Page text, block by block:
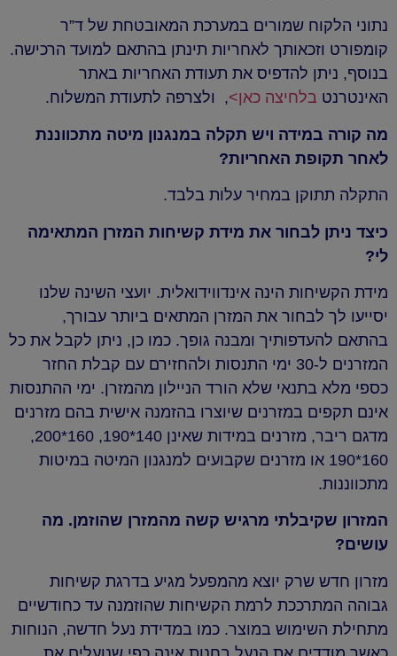
נתוני הלקוח שמורים במערכת המאובטחת של ד”ר
קומפורט וזכאותך לאחריות תינתן בהתאם למועד הרכישה.
בנוסף, ניתן להדפיס את תעודת האחריות באתר
האינטרנט בלחיצה כאן>, ולצרפה לתעודת המשלוח.
מה קורה במידה ויש תקלה במנגנון מיטה מתכווננת
לאחר תקופת האחריות?
התקלה תתוקן במחיר עלות בלבד.
כיצד ניתן לבחור את מידת קשיחות המזרן המתאימה
לי?
מידת הקשיחות הינה אינדווידואלית. יועצי השינה שלנו
יסייעו לך לבחור את המזרן המתאים ביותר עבורך,
בהתאם להעדפותיך ומבנה גופך. כמו כן, ניתן לקבל את כל
המזרנים ל-30 ימי התנסות ולהחזירם עם קבלת החזר
כספי מלא בתנאי שלא הורד הניילון מהמזרן. ימי ההתנסות
אינם תקפים במזרנים שיוצרו בהזמנה אישית בהם מזרנים
מדגם ריבר, מזרנים במידות שאינן 140*190, 160*200,
160*190 או מזרנים שקבועים למנגנון המיטה במיטות
מתכווננות.
המזרון שקיבלתי מרגיש קשה מהמזרן שהוזמן. מה
עושים?
מזרון חדש שרק יוצא מהמפעל מגיע בדרגת קשיחות
גבוהה המתרככת לרמת הקשיחות שהוזמנה עד כחודשיים
מתחילת השימוש במוצר. כמו במדידת נעל חדשה, הנוחות